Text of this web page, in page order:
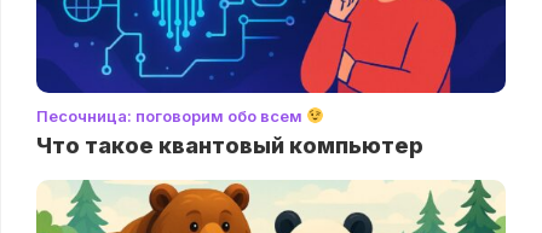
Песочница: поговорим обо всем
Что такое квантовый компьютер